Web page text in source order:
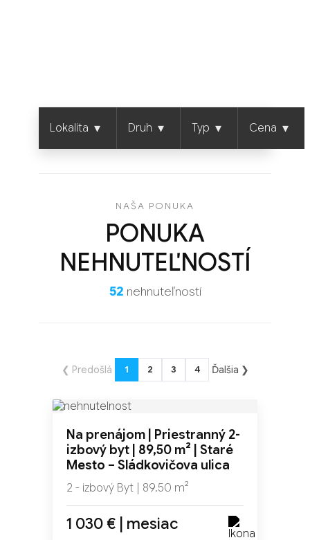
Lokalita ▾ Druh ▾ Typ ▾ Cena ▾
NAŠA PONUKA
PONUKA
NEHNUTEĽNOSTÍ
52 nehnuteľností
❮ Predošlá 1 2 3 4 Ďalšia ❯
TOP
Na prenájom | Priestranný 2-
izbový byt | 89,50 m² | Staré
Mesto – Sládkovičova ulica
2 - izbový Byt | 89.50 m²
1 030 € | mesiac